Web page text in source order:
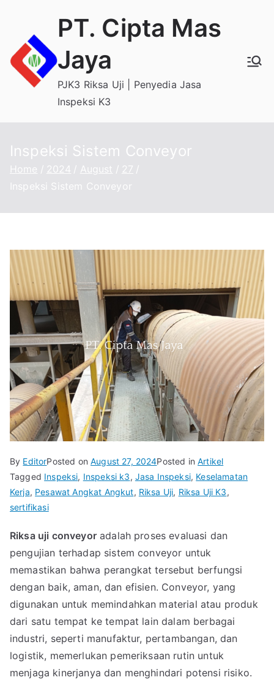
content
PT. Cipta Mas
Jaya
PJK3 Riksa Uji | Penyedia Jasa
Inspeksi K3
Inspeksi Sistem Conveyor
Home 2024 August
27
Inspeksi Sistem Conveyor
By EditorPosted onAugust 27, 2024Posted inArtikel
Tagged Inspeksi, Inspeksi k3, Jasa Inspeksi, Keselamatan
Kerja, Pesawat Angkat Angkut, Riksa Uji, Riksa Uji K3,
sertifikasi
Riksa uji conveyoradalah proses evaluasi dan
pengujian terhadap sistem conveyor untuk
memastikan bahwa perangkat tersebut berfungsi
dengan baik, aman, dan efisien. Conveyor, yang
digunakan untuk memindahkan material atau produk
dari satu tempat ke tempat lain dalam berbagai
industri, seperti manufaktur, pertambangan, dan
logistik, memerlukan pemeriksaan rutin untuk
menjaga kinerjanya dan menghindari potensi risiko.